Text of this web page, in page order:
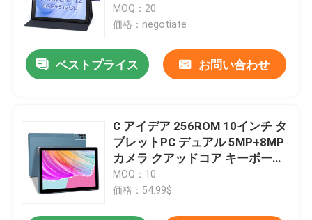
話通話サポート 双カメラ付き
((紫)
MOQ：20
価格：negotiate
ベストプライス お問い合わせ
C アイデア 256ROM 10インチ タ
ブレットPC デュアル 5MP+8MP
カメラ クアッドコア キーボード
ケース CM7000ブルー
MOQ：10
価格：54.99$